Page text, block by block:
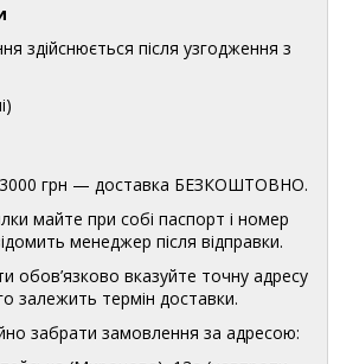
здійснюється після узгодження з
3000 грн — доставка БЕЗКОШТОВНО.
майте при собі паспорт і номер
менеджер після відправки.
обов’язково вказуйте точну адресу
залежить термін доставки.
забрати замовлення за адресою: